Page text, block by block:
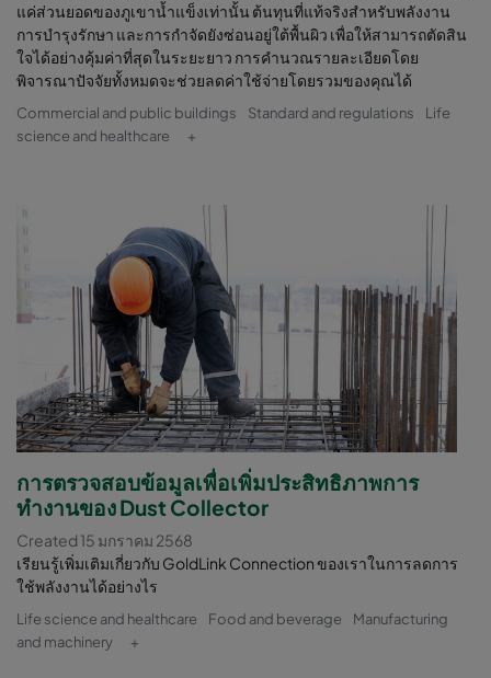
แค่ส่วนยอดของภูเขาน้ำแข็งเท่านั้น ต้นทุนที่แท้จริงสำหรับพลังงาน
การบำรุงรักษา และการกำจัดยังซ่อนอยู่ใต้พื้นผิว เพื่อให้สามารถตัดสิน
ใจได้อย่างคุ้มค่าที่สุดในระยะยาว การคำนวณรายละเอียดโดย
พิจารณาปัจจัยทั้งหมดจะช่วยลดค่าใช้จ่ายโดยรวมของคุณได้
Commercial and public buildings Standard and regulations
Life
science and healthcare
+
การตรวจสอบข้อมูลเพื่อเพิ่มประสิทธิภาพการ
ทำงานของ Dust Collector
Created 15 มกราคม 2568
เรียนรู้เพิ่มเติมเกี่ยวกับ GoldLink Connection ของเราในการลดการ
ใช้พลังงานได้อย่างไร
Life science and healthcare Food and beverage
Manufacturing
and machinery
+